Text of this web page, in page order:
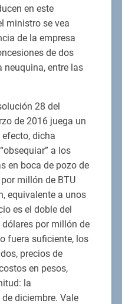
en este
ministro se vea
de la empresa
de dos
neuquina, entre las
28 del
de 2016 juega un
dicha
a los
en boca de pozo de
millón de BTU
equivalente a unos
es el doble del
por millón de
fuera suficiente, los
precios de
en pesos,
la
diciembre. Vale